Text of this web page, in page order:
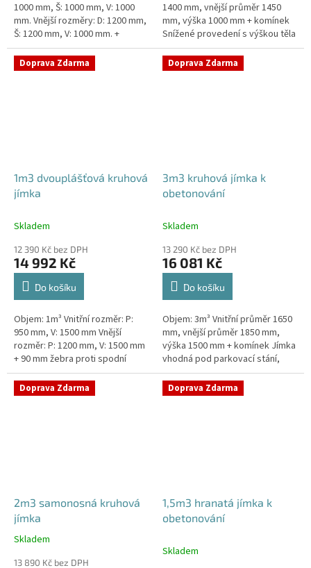
1000 mm, Š: 1000 mm, V: 1000
mm. Vnější rozměry: D: 1200 mm,
Š: 1200 mm, V: 1000 mm. +
komínek. Jímka vhodná pod
parkovací stání, komunikace...
1400 mm, vnější průměr 1450
mm, výška 1000 mm + komínek
Snížené provedení s výškou těla
pouhý 1m! Kvalitní, pevná jímka
bez potřeby obetonování...
Doprava Zdarma
1m3 dvouplášťová kruhová
jímka
Skladem
12 390 Kč bez DPH
14 992 Kč
Do košíku
Objem: 1m³ Vnitřní rozměr: P:
950 mm, V: 1500 mm Vnější
rozměr: P: 1200 mm, V: 1500 mm
+ 90 mm žebra proti spodní
vodě + komínek Jímka do míst s
vysokou hladinou spodní vody
–...
Doprava Zdarma
3m3 kruhová jímka k
obetonování
Skladem
13 290 Kč bez DPH
16 081 Kč
Do košíku
Objem: 3m³ Vnitřní průměr 1650
mm, vnější průměr 1850 mm,
výška 1500 mm + komínek Jímka
vhodná pod parkovací stání,
komunikace i terasy Průměr
přítoku specifikujte v...
Doprava Zdarma
2m3 samonosná kruhová
jímka
Průměrné
Skladem
13 890 Kč bez DPH
Doprava Zdarma
1,5m3 hranatá jímka k
obetonování
Skladem